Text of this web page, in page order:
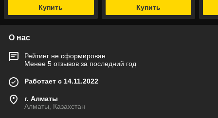
Купить Купить
О нас
Рейтинг не сформирован
Менее 5 отзывов за последний год
Работает с 14.11.2022
г. Алматы
Алматы, Казахстан